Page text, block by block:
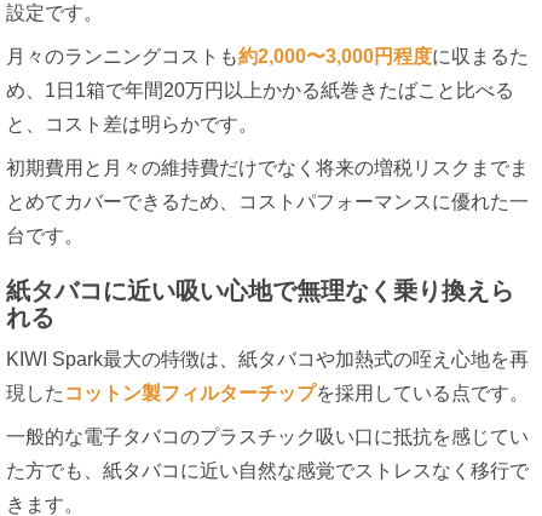
設定です。
月々のランニングコストも約2,000〜3,000円程度に収まるた
め、1日1箱で年間20万円以上かかる紙巻きたばこと比べる
と、コスト差は明らかです。
初期費用と月々の維持費だけでなく将来の増税リスクまでま
とめてカバーできるため、コストパフォーマンスに優れた一
台です。
紙タバコに近い吸い心地で無理なく乗り換えら
れる
KIWI Spark最大の特徴は、紙タバコや加熱式の咥え心地を再
現した コットン製フィルターチップを採用している点です。
一般的な電子タバコのプラスチック吸い口に抵抗を感じてい
た方でも、紙タバコに近い自然な感覚でストレスなく移行で
きます。